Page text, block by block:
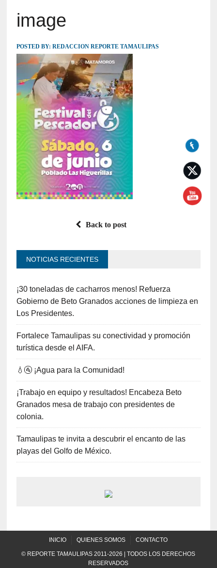
image
POSTED BY: REDACCION REPORTE TAMAULIPAS
Back to post
NOTICIAS RECIENTES
¡30 toneladas de cacharros menos! Refuerza
Gobierno de Beto Granados acciones de limpieza en
Los Presidentes.
Fortalece Tamaulipas su conectividad y promoción
turística desde el AIFA.
💧🚰 ¡Agua para la Comunidad!
¡Trabajo en equipo y resultados! Encabeza Beto
Granados mesa de trabajo con presidentes de
colonia.
Tamaulipas te invita a descubrir el encanto de las
playas del Golfo de México.
INICIO QUIENES SOMOS CONTACTO
© REPORTE TAMAULIPAS 2011-2026 | TODOS LOS DERECHOS
RESERVADOS